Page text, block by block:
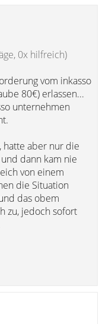
0x hilfreich)
vom inkasso
80€) erlassen...
unternehmen
hatte aber nur die
dann kam nie
von einem
die Situation
das obem
zu, jedoch sofort